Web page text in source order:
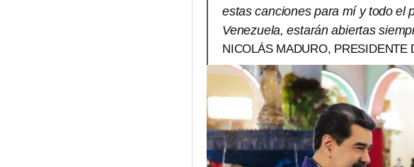
estas canciones para mí y todo el
Venezuela, estarán abiertas
NICOLÁS MADURO, PRESIDENTE